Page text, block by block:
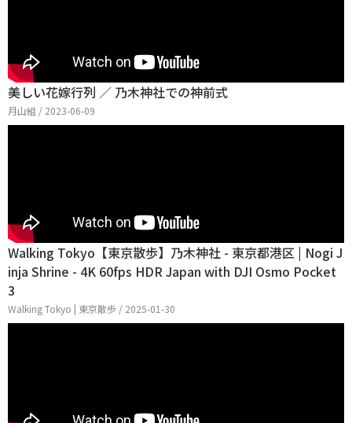
美しい花嫁行列 ／ 乃木神社での神前式
月山組 / 2023-06-09
Walking Tokyo【東京散歩】乃木神社 - 東京都港区 | Nogi J
inja Shrine - 4K 60fps HDR Japan with DJI Osmo Pocket
3
Walking Tokyo | 東京散歩 / 2025-01-30